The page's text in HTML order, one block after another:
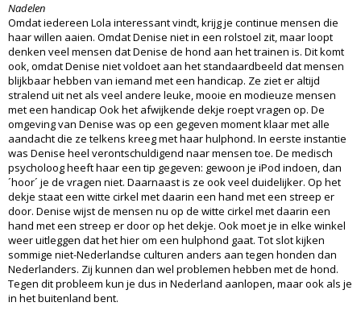
Nadelen
Omdat iedereen Lola interessant vindt, krijg je continue mensen die
haar willen aaien. Omdat Denise niet in een rolstoel zit, maar loopt
denken veel mensen dat Denise de hond aan het trainen is. Dit komt
ook, omdat Denise niet voldoet aan het standaardbeeld dat mensen
blijkbaar hebben van iemand met een handicap. Ze ziet er altijd
stralend uit net als veel andere leuke, mooie en modieuze mensen
met een handicap Ook het afwijkende dekje roept vragen op. De
omgeving van Denise was op een gegeven moment klaar met alle
aandacht die ze telkens kreeg met haar hulphond. In eerste instantie
was Denise heel verontschuldigend naar mensen toe. De medisch
psycholoog heeft haar een tip gegeven: gewoon je iPod indoen, dan
´hoor´ je de vragen niet. Daarnaast is ze ook veel duidelijker. Op het
dekje staat een witte cirkel met daarin een hand met een streep er
door. Denise wijst de mensen nu op de witte cirkel met daarin een
hand met een streep er door op het dekje. Ook moet je in elke winkel
weer uitleggen dat het hier om een hulphond gaat. Tot slot kijken
sommige niet-Nederlandse culturen anders aan tegen honden dan
Nederlanders. Zij kunnen dan wel problemen hebben met de hond.
Tegen dit probleem kun je dus in Nederland aanlopen, maar ook als je
in het buitenland bent.